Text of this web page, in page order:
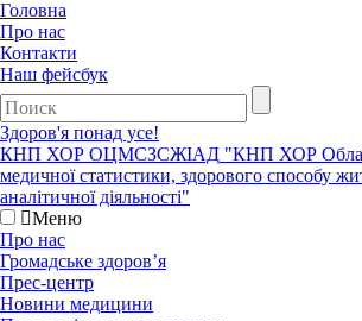
Головна
Про нас
Контакти
Наш фейсбук
Здоров'я понад усе!
КНП ХОР ОЦМСЗСЖIАД "КНП ХОР
медичної статистики, здорового способу
аналітичної діяльності"
Меню
Про нас
Громадське здоров’я
Прес-центр
Новини медицини